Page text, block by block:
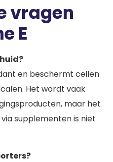
vragen
E
en beschermt cellen
Het wordt vaak
maar het
supplementen is niet